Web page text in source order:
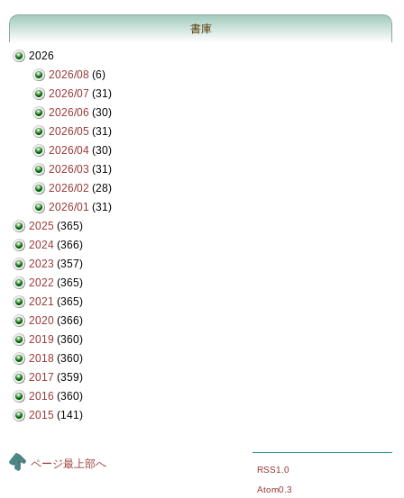
書庫
2026
2026/08 (6)
2026/07 (31)
2026/06 (30)
2026/05 (31)
2026/04 (30)
2026/03 (31)
2026/02 (28)
2026/01 (31)
2025 (365)
2024 (366)
2023 (357)
2022 (365)
2021 (365)
2020 (366)
2019 (360)
2018 (360)
2017 (359)
2016 (360)
2015 (141)
RSS1.0
Atom0.3
ページ最上部へ